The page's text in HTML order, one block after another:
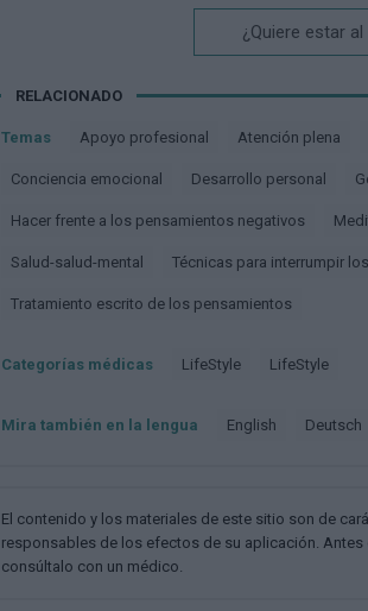
¿Quiere estar
RELACIONADO
Temas Apoyo profesional Atención plena
Conciencia emocional Desarrollo personal
Hacer frente a los pensamientos negativos
Salud-salud-mental Técnicas para interrumpir
Tratamiento escrito de los pensamientos
Categorías médicas LifeStyle LifeStyle
Mira también en la lengua english deutsch
El contenido y los materiales de este sitio son de
responsables de los efectos de su aplicación.
consúltalo con un médico.